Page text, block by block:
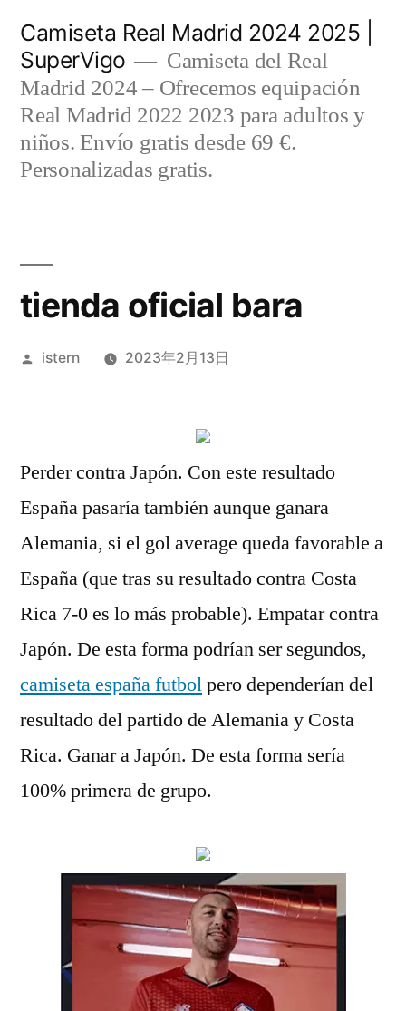
contenido
Camiseta Real Madrid 2024 2025 |
SuperVigo
Camiseta del Real
Madrid 2024 – Ofrecemos equipación
Real Madrid 2022 2023 para adultos y
niños. Envío gratis desde 69 €.
Personalizadas gratis.
tienda oficial bara
Publicado
istern 2023年2月13日
Perder contra Japón. Con este resultado
España pasaría también aunque ganara
Alemania, si el gol average queda favorable a
España (que tras su resultado contra Costa
Rica 7-0 es lo más probable). Empatar contra
Japón. De esta forma podrían ser segundos,
camiseta españa futbolpero dependerían del
resultado del partido de Alemania y Costa
Rica. Ganar a Japón. De esta forma sería
100% primera de grupo.